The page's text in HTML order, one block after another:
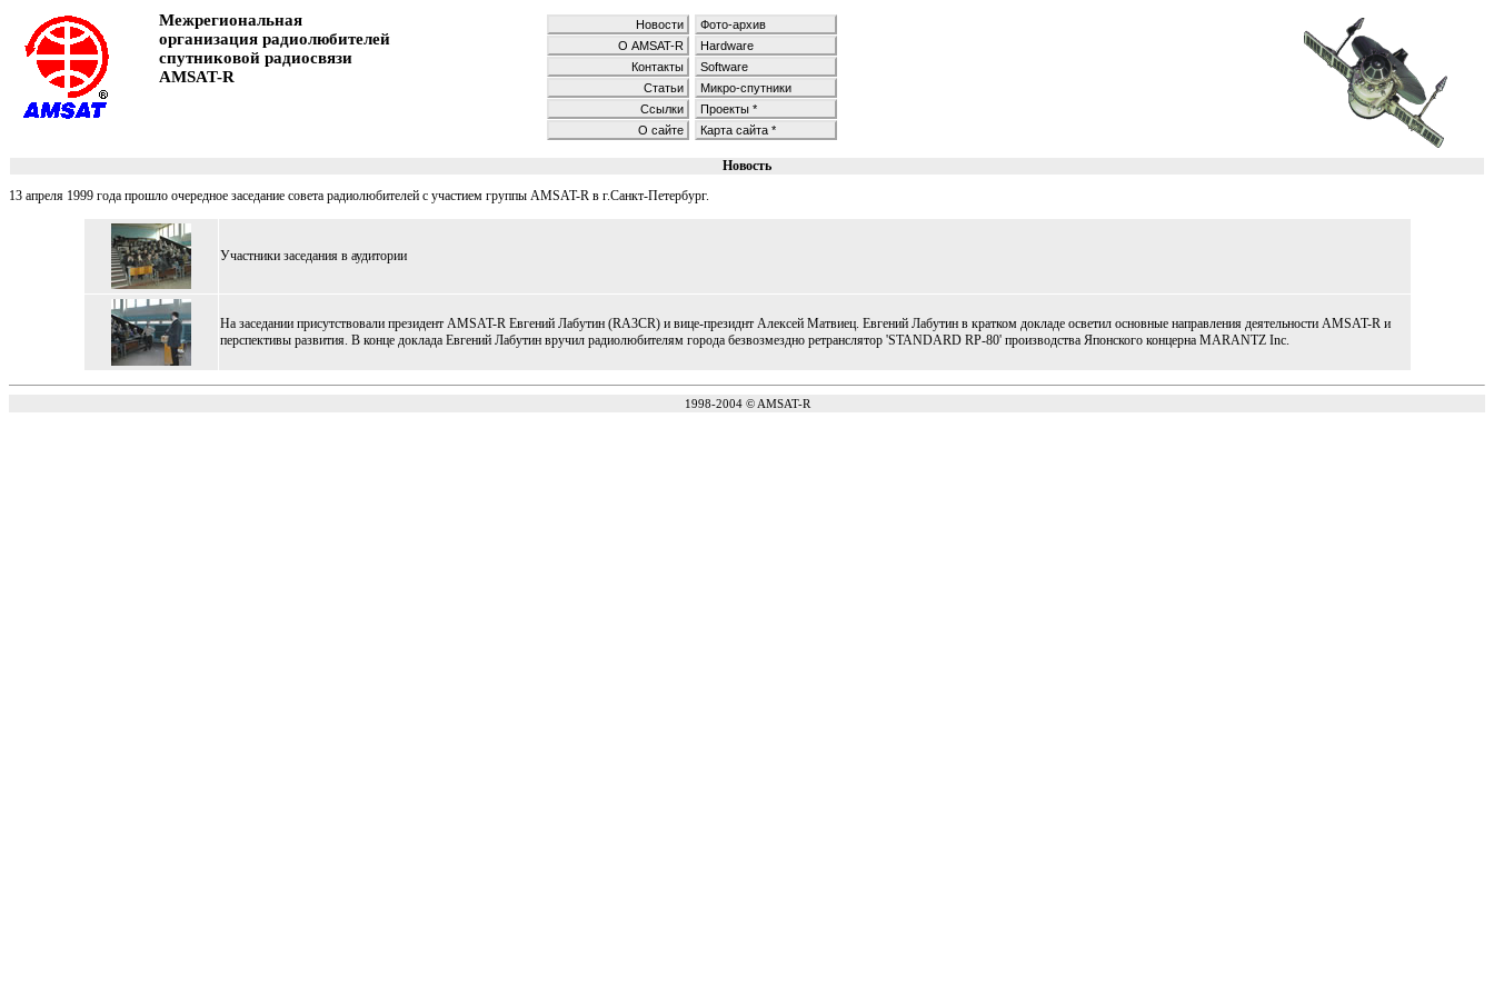
Межрегиональная
организация радиолюбителей
спутниковой радиосвязи
AMSAT-R
Новости
О AMSAT-R
Контакты
Статьи
Ссылки
О сайте
Фото-архив
Hardware
Software
Микро-спутники
Проекты *
Карта сайта *
Новость
13 апреля 1999 года прошло очередное заседание совета радиолюбителей с участием группы AMSAT-R в г.Санкт-Петербург.
Участники заседания в аудитории
На заседании присутствовали президент AMSAT-R Евгений Лабутин (RA3CR) и вице-президнт Алексей Матвиец. Евгений Лабутин в кратком докладе осветил основные направления деятельности AMSAT-R и
перспективы развития. В конце доклада Евгений Лабутин вручил радиолюбителям города безвозмездно ретранслятор 'STANDARD RP-80' производства Японского концерна MARANTZ Inc.
1998-2004 © AMSAT-R